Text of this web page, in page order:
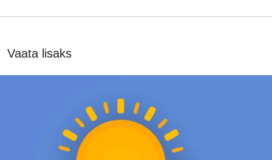
Vaata lisaks